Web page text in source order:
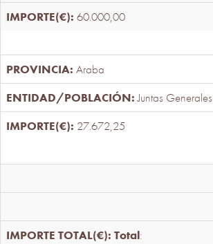
60.000,00
Araba
Juntas
27.672,25
Total: